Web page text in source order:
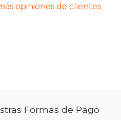
opiniones de clientes
Formas de Pago